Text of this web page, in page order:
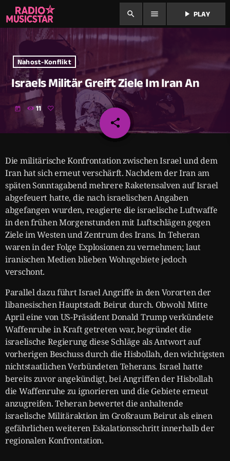
search menu play_arrow PLAY
Nahost-Konflikt
Israels Militär Greift Ziele Im Iran An
today 11
share
email
Die militärische Konfrontation zwischen Israel und dem
Iran hat sich erneut verschärft. Nachdem der Iran am
späten Sonntagabend mehrere Raketensalven auf Israel
abgefeuert hatte, die nach israelischen Angaben
abgefangen wurden, reagierte die israelische Luftwaffe
in den frühen Morgenstunden mit Luftschlägen gegen
Ziele im Westen und Zentrum des Irans. In Teheran
waren in der Folge Explosionen zu vernehmen; laut
iranischen Medien blieben Wohngebiete jedoch
verschont.
Parallel dazu führt Israel Angriffe in den Vororten der
libanesischen Hauptstadt Beirut durch. Obwohl Mitte
April eine von US-Präsident Donald Trump verkündete
Waffenruhe in Kraft getreten war, begründet die
israelische Regierung diese Schläge als Antwort auf
vorherigen Beschuss durch die Hisbollah, den wichtigsten
nichtstaatlichen Verbündeten Teherans. Israel hatte
bereits zuvor angekündigt, bei Angriffen der Hisbollah
die Waffenruhe zu ignorieren und die Gebiete erneut
anzugreifen. Teheran bewertet die anhaltende
israelische Militäraktion im Großraum Beirut als einen
gefährlichen weiteren Eskalationsschritt innerhalb der
regionalen Konfrontation.